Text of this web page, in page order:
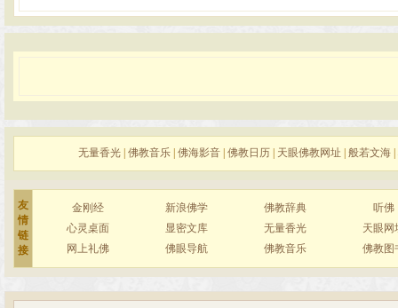
无量香光 佛教音乐 佛海影音 佛教日历 天眼佛教网址 般若文海
友
情
链
接
金刚经 新浪佛学 佛教辞典
听佛
心灵桌面
显密文库 无量香光
天眼网
网上礼佛
佛眼导航 佛教音乐 佛教图